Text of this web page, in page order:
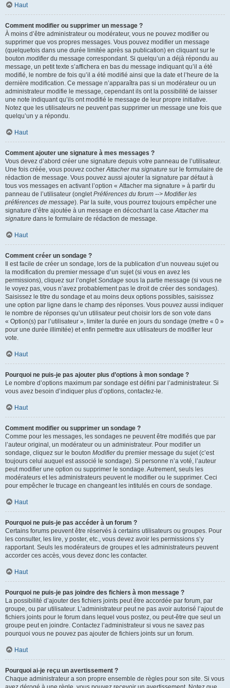
Haut
Comment modifier ou supprimer un message ?
À moins d’être administrateur ou modérateur, vous ne pouvez modifier ou
supprimer que vos propres messages. Vous pouvez modifier un message
(quelquefois dans une durée limitée après sa publication) en cliquant sur le
bouton modifierdu message correspondant. Si quelqu’un a déjà répondu au
message, un petit texte s’affichera en bas du message indiquant qu’il a été
modifié, le nombre de fois qu’il a été modifié ainsi que la date et l’heure de la
dernière modification. Ce message n’apparaîtra pas si un modérateur ou un
administrateur modifie le message, cependant ils ont la possibilité de laisser
une note indiquant qu’ils ont modifié le message de leur propre initiative.
Notez que les utilisateurs ne peuvent pas supprimer un message une fois que
quelqu’un y a répondu.
Haut
Comment ajouter une signature à mes messages ?
Vous devez d’abord créer une signature depuis votre panneau de l’utilisateur.
Une fois créée, vous pouvez cocherAttacher ma signature sur le formulaire de
rédaction de message. Vous pouvez aussi ajouter la signature par défaut à
tous vos messages en activant l’option « Attacher ma signature » à partir du
panneau de l’utilisateur (ongletPréférences du forum --> Modifier les
préférences de message). Par la suite, vous pourrez toujours empêcher une
signature d’être ajoutée à un message en décochant la caseAttacher ma
signature dans le formulaire de rédaction de message.
Haut
Comment créer un sondage ?
Il est facile de créer un sondage, lors de la publication d’un nouveau sujet ou
la modification du premier message d’un sujet (si vous en avez les
permissions), cliquez sur l’ongletSondage sous la partie message (si vous ne
le voyez pas, vous n’avez probablement pas le droit de créer des sondages).
Saisissez le titre du sondage et au moins deux options possibles, saisissez
une option par ligne dans le champ des réponses. Vous pouvez aussi indiquer
le nombre de réponses qu’un utilisateur peut choisir lors de son vote dans
« Option(s) par l’utilisateur », limiter la durée en jours du sondage (mettre « 0 »
pour une durée illimitée) et enfin permettre aux utilisateurs de modifier leur
vote.
Haut
Pourquoi ne puis-je pas ajouter plus d’options à mon sondage ?
Le nombre d’options maximum par sondage est défini par l’administrateur. Si
vous avez besoin d’indiquer plus d’options, contactez-le.
Haut
Comment modifier ou supprimer un sondage ?
Comme pour les messages, les sondages ne peuvent être modifiés que par
l’auteur original, un modérateur ou un administrateur. Pour modifier un
sondage, cliquez sur le bouton Modifierdu premier message du sujet (c’est
toujours celui auquel est associé le sondage). Si personne n’a voté, l’auteur
peut modifier une option ou supprimer le sondage. Autrement, seuls les
modérateurs et les administrateurs peuvent le modifier ou le supprimer. Ceci
pour empêcher le trucage en changeant les intitulés en cours de sondage.
Haut
Pourquoi ne puis-je pas accéder à un forum ?
Certains forums peuvent être réservés à certains utilisateurs ou groupes. Pour
les consulter, les lire, y poster, etc., vous devez avoir les permissions s’y
rapportant. Seuls les modérateurs de groupes et les administrateurs peuvent
accorder ces accès, vous devez donc les contacter.
Haut
Pourquoi ne puis-je pas joindre des fichiers à mon message ?
La possibilité d’ajouter des fichiers joints peut être accordée par forum, par
groupe, ou par utilisateur. L’administrateur peut ne pas avoir autorisé l’ajout de
fichiers joints pour le forum dans lequel vous postez, ou peut-être que seul un
groupe peut en joindre. Contactez l’administrateur si vous ne savez pas
pourquoi vous ne pouvez pas ajouter de fichiers joints sur un forum.
Haut
Pourquoi ai-je reçu un avertissement ?
Chaque administrateur a son propre ensemble de règles pour son site. Si vous